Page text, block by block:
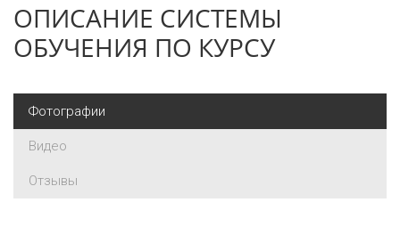
ОПИСАНИЕ СИСТЕМЫ
ОБУЧЕНИЯ ПО КУРСУ
Фотографии
Видео
Отзывы